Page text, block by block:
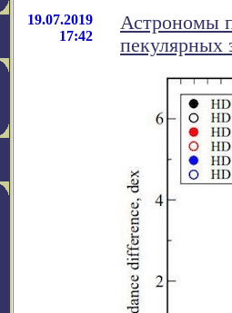
19.07.2019
17:42
Астрономы
пекулярных